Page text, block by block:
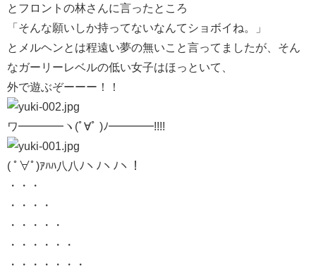
とフロントの林さんに言ったところ
「そんな願いしか持ってないなんてショボイね。」
とメルヘンとは程遠い夢の無いこと言ってましたが、そん
なガーリーレベルの低い女子はほっといて、
外で遊ぶぞーーー！！
ワ━━━━ヽ(ﾟ∀ﾟ )ﾉ━━━━!!!!
( ﾟ∀ﾟ)ｱﾊﾊ八八ﾉヽﾉヽﾉヽ！
・・・
・・・・
・・・・・
・・・・・・
・・・・・・・